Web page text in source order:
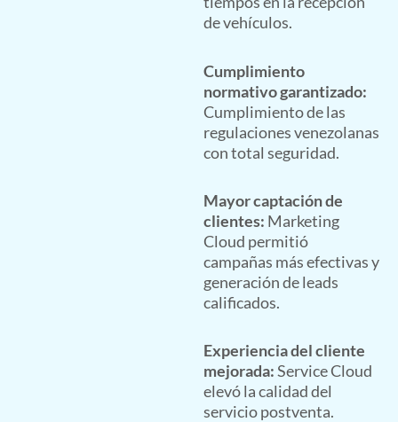
de vehículos.
Cumplimiento
normativo garantizado:
Cumplimiento de las
regulaciones venezolanas
con total seguridad.
Mayor captación de
clientes: Marketing
Cloud permitió
campañas más efectivas y
generación de leads
calificados.
Experiencia del cliente
mejorada:Service Cloud
elevó la calidad del
servicio postventa.